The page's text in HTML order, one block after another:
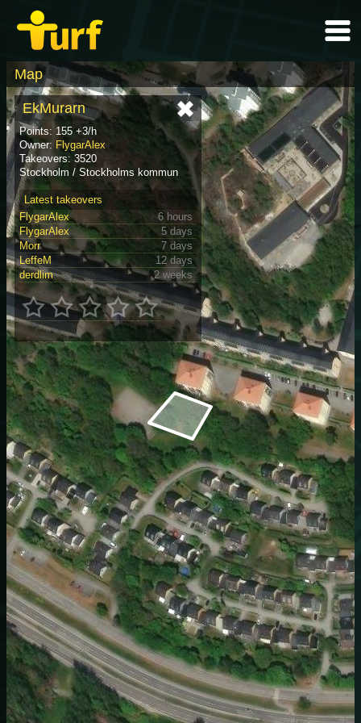
Map
EkMurarn
Points: 155 +3/h
Owner: FlygarAlex
Takeovers: 3520
Stockholm / Stockholms kommun
Latest takeovers
FlygarAlex
6 hours
FlygarAlex
5 days
Morr
7 days
LeffeM
12 days
derdlim
2 weeks